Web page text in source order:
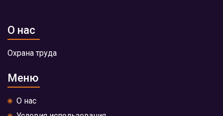
О нас
Охрана труда
Меню
О нас